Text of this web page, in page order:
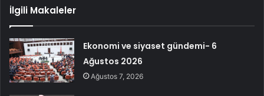
İlgili Makaleler
Ekonomi ve siyaset gündemi- 6
Ağustos 2026
Ağustos 7, 2026